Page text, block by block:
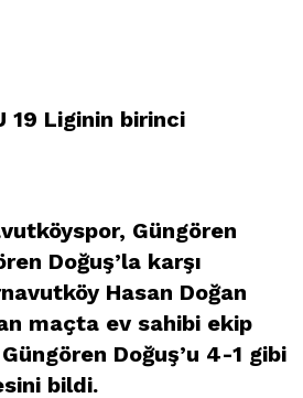
19 Liginin birinci
Güngören
Doğuş’la karşı
Hasan Doğan
maçta ev sahibi ekip
Doğuş’u 4-1 gibi
bildi.